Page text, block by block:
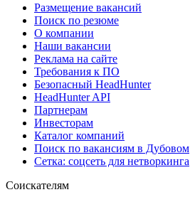
Размещение вакансий
Поиск по резюме
О компании
Наши вакансии
Реклама на сайте
Требования к ПО
Безопасный HeadHunter
HeadHunter API
Партнерам
Инвесторам
Каталог компаний
Поиск по вакансиям в Дубовом
Сетка: соцсеть для нетворкинга
Соискателям